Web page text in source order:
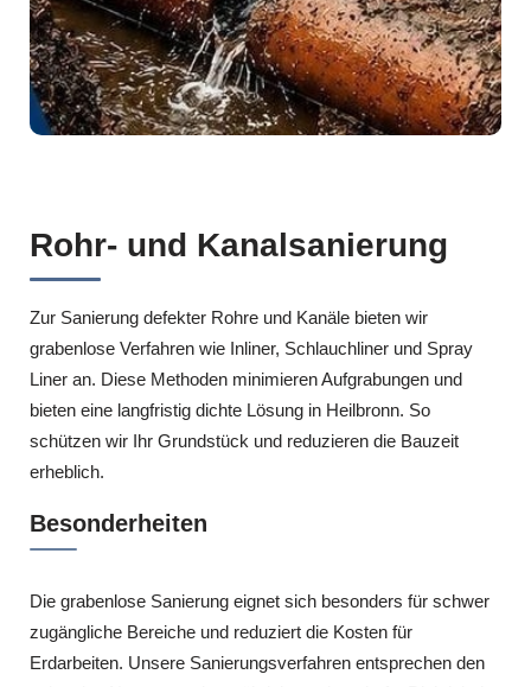
Rohr- und Kanalsanierung
Zur Sanierung defekter Rohre und Kanäle bieten wir
grabenlose Verfahren wie Inliner, Schlauchliner und Spray
Liner an. Diese Methoden minimieren Aufgrabungen und
bieten eine langfristig dichte Lösung in Heilbronn. So
schützen wir Ihr Grundstück und reduzieren die Bauzeit
erheblich.
Besonderheiten
Die grabenlose Sanierung eignet sich besonders für schwer
zugängliche Bereiche und reduziert die Kosten für
Erdarbeiten. Unsere Sanierungsverfahren entsprechen den